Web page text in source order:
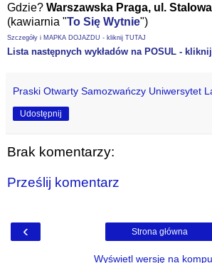
Gdzie? Warszawska Praga, ul.
(kawiarnia "To Się Wytnie")
Szczegóły i MAPKA DOJAZDU - kliknij TUTAJ
Lista następnych wykładów na POSUL -
Praski Otwarty Samozwańczy Uniwersytet
Udostępnij
Brak komentarzy:
Prześlij komentarz
‹ Strona główna
Wyświetl wersję na